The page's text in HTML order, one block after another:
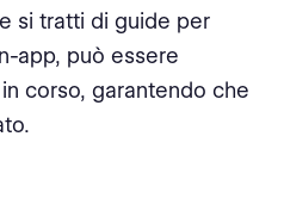
si tratti di guide per
app, può essere
corso, garantendo che